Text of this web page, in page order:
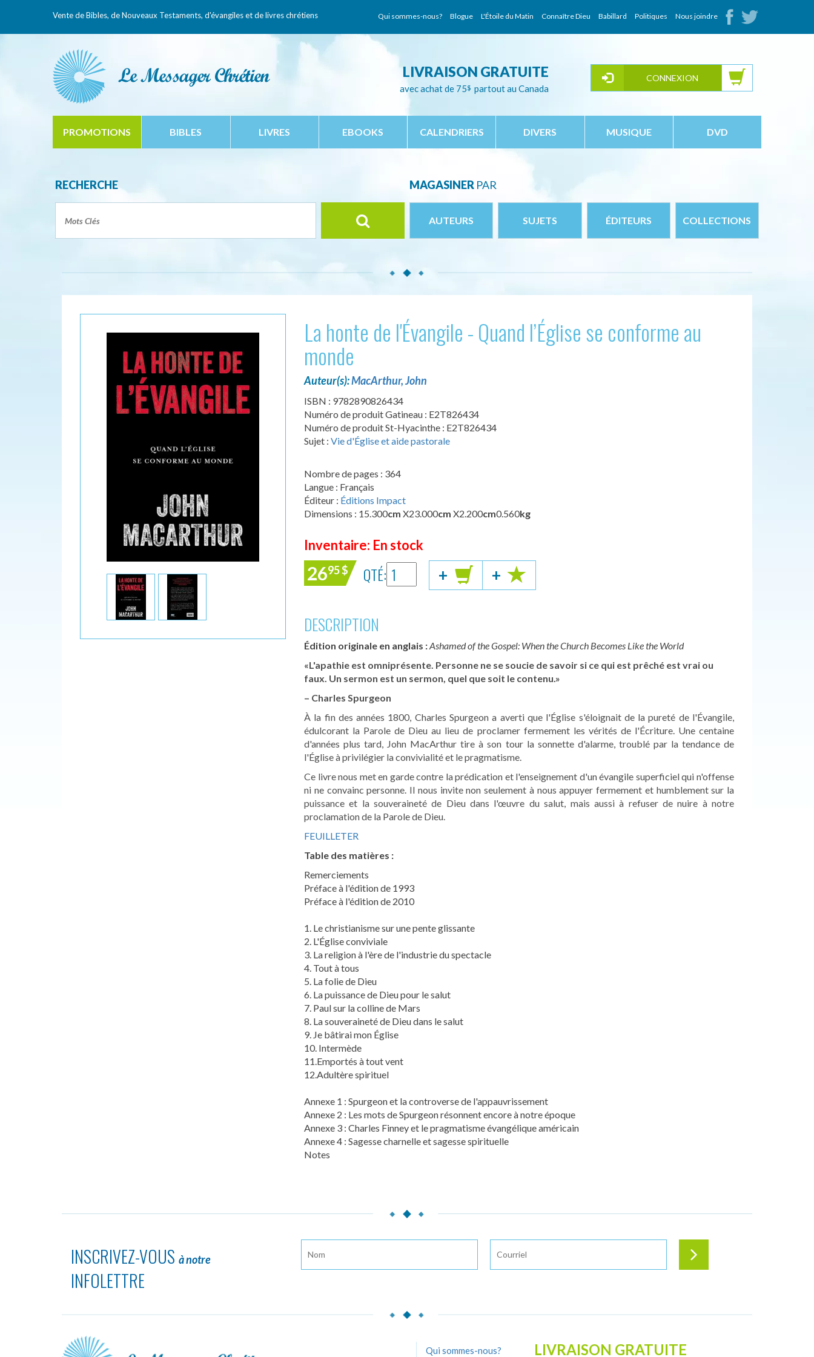
Vente de Bibles, de Nouveaux Testaments, d'évangiles et de livres chrétiens Qui sommes-nous? Blogue L'Étoile du Matin Connaître Dieu Babillard Politiques Nous joindre
LIVRAISON GRATUITE
avec achat de 75$
partout au Canada
CONNEXION
PROMOTIONS BIBLES LIVRES EBOOKS CALENDRIERS DIVERS MUSIQUE DVD
RECHERCHE MAGASINER PAR
AUTEURS SUJETS ÉDITEURS COLLECTIONS
La honte de l'Évangile - Quand l’Église se conforme au
monde
Auteur(s):MacArthur, John
ISBN : 9782890826434
Numéro de produit Gatineau : E2T826434
Numéro de produit St-Hyacinthe : E2T826434
Sujet : Vie d'Église et aide pastorale
Nombre de pages : 364
Langue : Français
Éditeur : Éditions Impact
Dimensions : 15.300cm X23.000cm X2.200cm0.560kg
Inventaire: En stock
2695$ QTÉ: + +
DESCRIPTION
Édition originale en anglais :Ashamed of the Gospel: When the Church Becomes Like the World
«L'apathie est omniprésente. Personne ne se soucie de savoir si ce qui est prêché est vrai ou
faux. Un sermon est un sermon, quel que soit le contenu.»
– Charles Spurgeon
À la fin des années 1800, Charles Spurgeon a averti que l'Église s'éloignait de la pureté de l'Évangile,
édulcorant la Parole de Dieu au lieu de proclamer fermement les vérités de l'Écriture. Une centaine
d'années plus tard, John MacArthur tire à son tour la sonnette d'alarme, troublé par la tendance de
l'Église à privilégier la convivialité et le pragmatisme.
Ce livre nous met en garde contre la prédication et l'enseignement d'un évangile superficiel qui n'offense
ni ne convainc personne. Il nous invite non seulement à nous appuyer fermement et humblement sur la
puissance et la souveraineté de Dieu dans l'œuvre du salut, mais aussi à refuser de nuire à notre
proclamation de la Parole de Dieu.
FEUILLETER
Table des matières :
Remerciements
Préface à l'édition de 1993
Préface à l'édition de 2010
1. Le christianisme sur une pente glissante
2. L'Église conviviale
3. La religion à l'ère de l'industrie du spectacle
4. Tout à tous
5. La folie de Dieu
6. La puissance de Dieu pour le salut
7. Paul sur la colline de Mars
8. La souveraineté de Dieu dans le salut
9. Je bâtirai mon Église
10. Intermède
11.Emportés à tout vent
12.Adultère spirituel
Annexe 1 : Spurgeon et la controverse de l'appauvrissement
Annexe 2 : Les mots de Spurgeon résonnent encore à notre époque
Annexe 3 : Charles Finney et le pragmatisme évangélique américain
Annexe 4 : Sagesse charnelle et sagesse spirituelle
Notes
INSCRIVEZ-VOUS à notre
INFOLETTRE
Qui sommes-nous? LIVRAISON GRATUITE